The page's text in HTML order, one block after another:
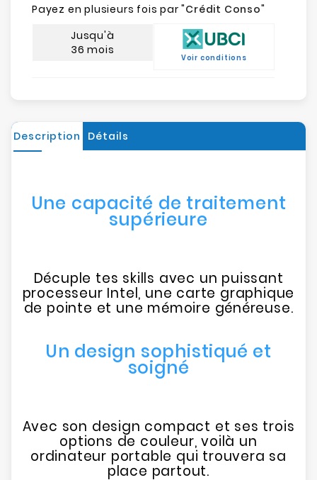
Payez en plusieurs fois par "Crédit Conso"
Jusqu'à
36 mois
Voir conditions
Description Détails
Une capacité de traitement
supérieure
Décuple tes skills avec un puissant
processeur Intel, une carte graphique
de pointe et une mémoire généreuse.
Un design sophistiqué et
soigné
Avec son design compact et ses trois
options de couleur, voilà un
ordinateur portable qui trouvera sa
place partout.